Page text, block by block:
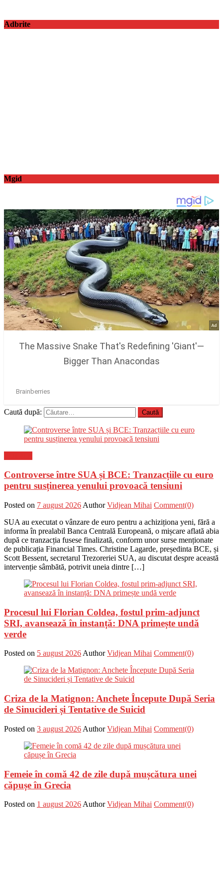
Adbrite
Mgid
Caută după:
Controverse între SUA și BCE: Tranzacțiile cu euro
pentru susținerea yenului provoacă tensiuni
Posted on 7 august 2026 Author Vidjean Mihai Comment(0)
SUA au executat o vânzare de euro pentru a achiziționa yeni, fără a
informa în prealabil Banca Centrală Europeană, o mișcare aflată abia
după ce tranzacția fusese finalizată, conform unor surse menționate
de publicația Financial Times. Christine Lagarde, președinta BCE, și
Scott Bessent, secretarul Trezoreriei SUA, au discutat despre această
intervenție sâmbătă, potrivit uneia dintre […]
Procesul lui Florian Coldea, fostul prim-adjunct
SRI, avansează în instanță: DNA primește undă
verde
Posted on 5 august 2026Author Vidjean Mihai Comment(0)
Criza de la Matignon: Anchete Începute După Seria
de Sinucideri și Tentative de Suicid
Posted on 3 august 2026 Author Vidjean Mihai Comment(0)
Femeie în comă 42 de zile după mușcătura unei
căpușe în Grecia
Posted on 1 august 2026 Author Vidjean Mihai Comment(0)